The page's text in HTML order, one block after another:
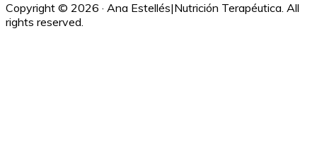
Copyright © 2026 · Ana Estellés|Nutrición Terapéutica. All
rights reserved.